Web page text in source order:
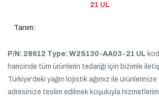
21 UL
Tanım:
P/N: 28612 Type: W2S130-AA03-21 UL
haricinde tüm ürünlerin tedariği için bizimle
Türkiye'deki yağın lojistik ağımız ile
adresinize teslim edilmek koşuluyla